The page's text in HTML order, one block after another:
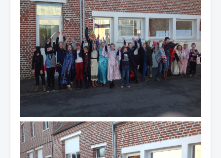
La vie dans les classes
Infos pratiques
Les associations